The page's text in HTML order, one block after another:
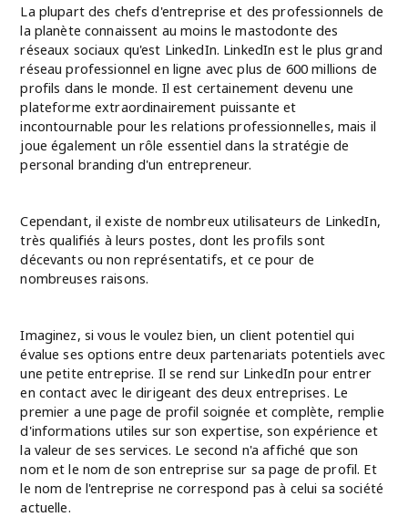
La plupart des chefs d'entreprise et des professionnels de
la planète connaissent au moins le mastodonte des
réseaux sociaux qu'est LinkedIn. LinkedIn est le plus grand
réseau professionnel en ligne avec plus de 600 millions de
profils dans le monde. Il est certainement devenu une
plateforme extraordinairement puissante et
incontournable pour les relations professionnelles, mais il
joue également un rôle essentiel dans la stratégie de
personal branding d'un entrepreneur.
Cependant, il existe de nombreux utilisateurs de LinkedIn,
très qualifiés à leurs postes, dont les profils sont
décevants ou non représentatifs, et ce pour de
nombreuses raisons.
Imaginez, si vous le voulez bien, un client potentiel qui
évalue ses options entre deux partenariats potentiels avec
une petite entreprise. Il se rend sur LinkedIn pour entrer
en contact avec le dirigeant des deux entreprises. Le
premier a une page de profil soignée et complète, remplie
d'informations utiles sur son expertise, son expérience et
la valeur de ses services. Le second n'a affiché que son
nom et le nom de son entreprise sur sa page de profil. Et
le nom de l'entreprise ne correspond pas à celui sa société
actuelle.